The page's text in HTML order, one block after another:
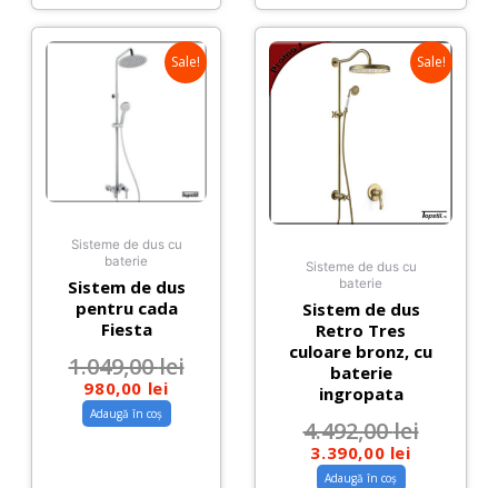
Sale!
Sisteme de dus cu
baterie
Sistem de dus
pentru cada
Fiesta
1.049,00lei
980,00 lei
Adaugă în coș
Sale!
Sisteme de dus cu
baterie
Sistem de dus
Retro Tres
culoare bronz, cu
baterie
ingropata
4.492,00lei
3.390,00 lei
Adaugă în coș